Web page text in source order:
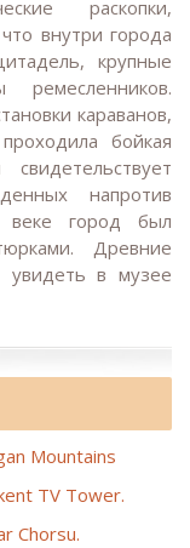
раскопки,
внутри города
крупные
ремесленников.
караванов,
бойкая
напротив
веке город был
Древние
увидеть в музее
Mountains
TV Tower.
Chorsu.